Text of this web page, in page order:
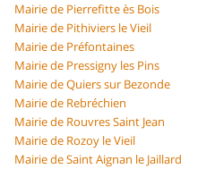
Mairie de Pierrefitte ès Bois
Mairie de Pithiviers le Vieil
Mairie de Préfontaines
Mairie de Pressigny les Pins
Mairie de Quiers sur Bezonde
Mairie de Rebréchien
Mairie de Rouvres Saint Jean
Mairie de Rozoy le Vieil
Mairie de Saint Aignan le Jaillard